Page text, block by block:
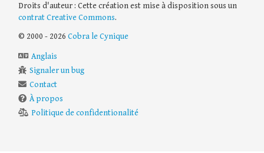
Droits d'auteur : Cette création est mise à disposition sous un
contrat Creative Commons.
© 2000 - 2026 Cobra le Cynique
Anglais
Signaler un bug
Contact
À propos
Politique de confidentionalité